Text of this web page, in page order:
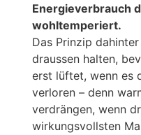
Energieverbrauch
wohltemperiert.
Das Prinzip
draussen halten,
erst lüftet, wenn es
verloren – denn
verdrängen, wenn
wirkungsvollsten